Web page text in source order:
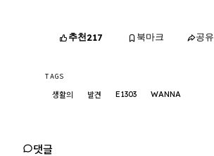
추천217 북마크 공유
TAGS
생활의 발견 E1303 WANNA
댓글